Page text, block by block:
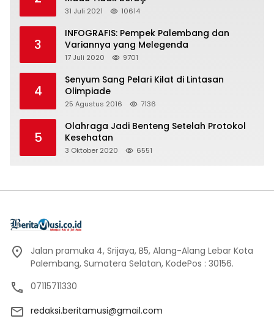
31 Juli 2021 10614
3
INFOGRAFIS: Pempek Palembang dan
Variannya yang Melegenda
17 Juli 2020 9701
4
Senyum Sang Pelari Kilat di Lintasan
Olimpiade
25 Agustus 2016 7136
5
Olahraga Jadi Benteng Setelah Protokol
Kesehatan
3 Oktober 2020 6551
Jalan pramuka 4, Srijaya, B5, Alang-Alang Lebar Kota
Palembang, Sumatera Selatan, KodePos : 30156.
07115711330
redaksi.beritamusi@gmail.com